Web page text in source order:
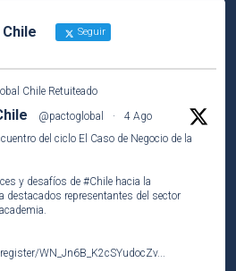
Seguir
Chile Retuiteado
@pactoglobal ·
4 Ago
del ciclo El Caso de Negocio de la
y desafíos de #Chile hacia la
destacados representantes del sector
WN_Jn6B_K2cSYudocZv...